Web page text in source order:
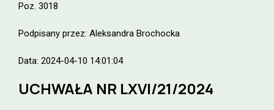
Poz. 3018
Podpisany przez: Aleksandra Brochocka
Data: 2024-04-10 14:01:04
UCHWAŁA NR LXVI/21/2024